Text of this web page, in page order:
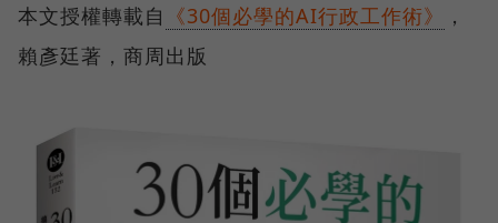
本文授權轉載自 《30個必學的AI行政工作術》
，
賴彥廷著，商周出版